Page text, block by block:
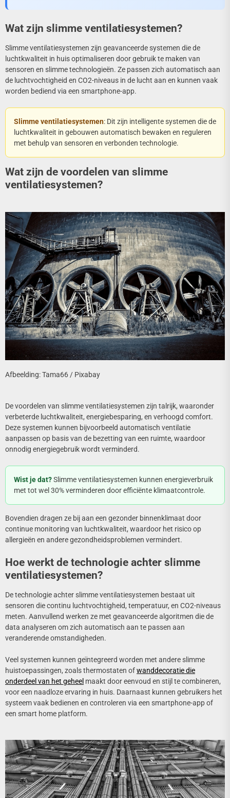
Wat zijn slimme ventilatiesystemen?
Slimme ventilatiesystemen zijn geavanceerde systemen die de
luchtkwaliteit in huis optimaliseren door gebruik te maken van
sensoren en slimme technologieën. Ze passen zich automatisch aan
de luchtvochtigheid en CO2-niveaus in de lucht aan en kunnen vaak
worden bediend via een smartphone-app.
Slimme ventilatiesystemen: Dit zijn intelligente systemen die de
luchtkwaliteit in gebouwen automatisch bewaken en reguleren
met behulp van sensoren en verbonden technologie.
Wat zijn de voordelen van slimme
ventilatiesystemen?
Afbeelding: Tama66 / Pixabay
De voordelen van slimme ventilatiesystemen zijn talrijk, waaronder
verbeterde luchtkwaliteit, energiebesparing, en verhoogd comfort.
Deze systemen kunnen bijvoorbeeld automatisch ventilatie
aanpassen op basis van de bezetting van een ruimte, waardoor
onnodig energiegebruik wordt verminderd.
Wist je dat?Slimme ventilatiesystemen kunnen energieverbruik
met tot wel 30% verminderen door efficiënte klimaatcontrole.
Bovendien dragen ze bij aan een gezonder binnenklimaat door
continue monitoring van luchtkwaliteit, waardoor het risico op
allergieën en andere gezondheidsproblemen vermindert.
Hoe werkt de technologie achter slimme
ventilatiesystemen?
De technologie achter slimme ventilatiesystemen bestaat uit
sensoren die continu luchtvochtigheid, temperatuur, en CO2-niveaus
meten. Aanvullend werken ze met geavanceerde algoritmen die de
data analyseren om zich automatisch aan te passen aan
veranderende omstandigheden.
Veel systemen kunnen geïntegreerd worden met andere slimme
huistoepassingen, zoals thermostaten ofwanddecoratie die
onderdeel van het geheel maakt door eenvoud en stijl te combineren,
voor een naadloze ervaring in huis. Daarnaast kunnen gebruikers het
systeem vaak bedienen en controleren via een smartphone-app of
een smart home platform.